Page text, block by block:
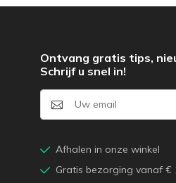
Ontvang gratis tips,
Schrijf u snel in!
Afhalen in onze winkel
Gratis bezorging vanaf €